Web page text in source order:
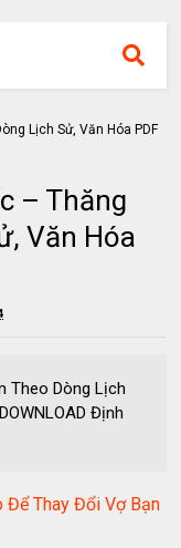
– Thăng
Văn Hóa
Theo Dòng Lịch
Định
Để Thay Đổi Vợ Bạn